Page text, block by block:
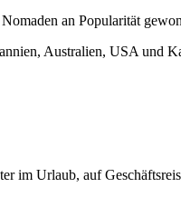
an Popularität
Australien, USA und
im Urlaub, auf